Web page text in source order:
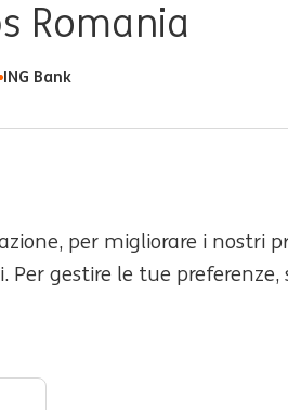
Romania
ING Bank
per migliorare i nostri
gestire le tue preferenze,